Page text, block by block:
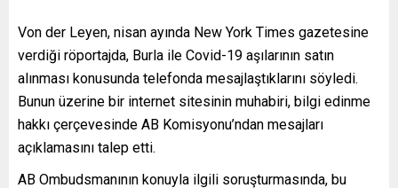
Von der Leyen, nisan ayında New York Times gazetesine
verdiği röportajda, Burla ile Covid-19 aşılarının satın
alınması konusunda telefonda mesajlaştıklarını söyledi.
Bunun üzerine bir internet sitesinin muhabiri, bilgi edinme
hakkı çerçevesinde AB Komisyonu’ndan mesajları
açıklamasını talep etti.
AB Ombudsmanının konuyla ilgili soruşturmasında, bu